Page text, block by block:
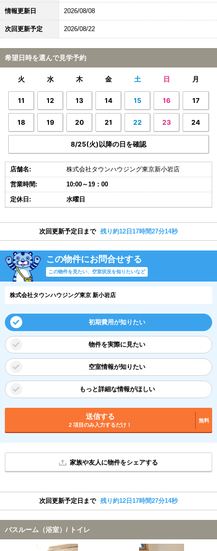
情報更新日 2026/08/08
次回更新予定 2026/08/22
希望日時を選んで見学予約
火 水 木 金 土 日 月
11 12 13 14 15 16 17
18 19 20 21 22 23 24
8/25(火)以降の日を確認
店舗名: 株式会社タウンハウジング東京新小岩店
営業時間: 10:00～19：00
定休日: 水曜日
次回更新予定日まで 残り約12日17時間27分14秒
この物件にお問合せする
この物件を見たい、空室状況を知りたいなど
株式会社タウンハウジング東京 新小岩店
初期費用が知りたい
物件を実際に見たい
空室情報が知りたい
もっと詳細な情報がほしい
送信する
2 項目のみ入力するだけ！
無料
家族や友人に物件をシェアする
次回更新予定日まで 残り約12日17時間27分14秒
バスルーム（浴室）/ トイレ